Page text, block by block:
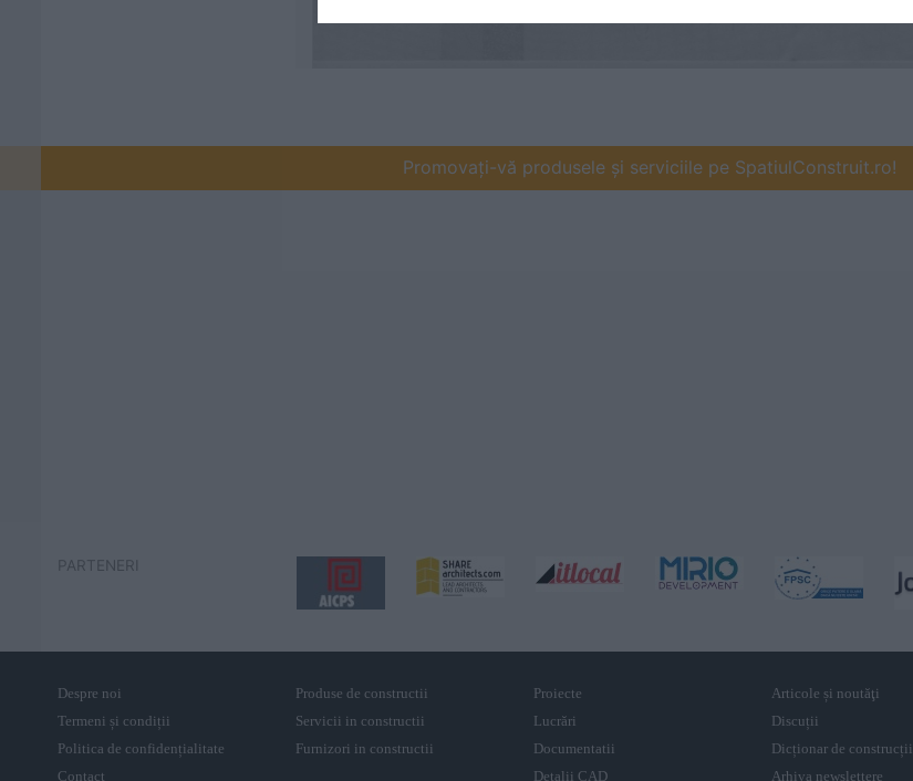
Promovați-vă produsele și serviciile pe SpatiulConstruit.ro!
PARTENERI
Despre noi
Termeni și condiții
Politica de confidențialitate
Contact
Produse de constructii
Servicii in constructii
Furnizori in constructii
Proiecte
Lucrări
Documentatii
Detalii CAD
Articole și noutăţi
Discuții
Dicționar de construcții
Arhiva newslettere